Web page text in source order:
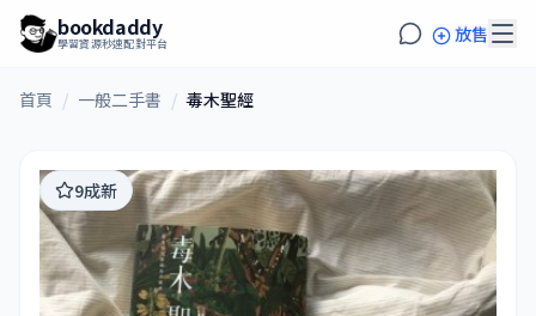
bookdaddy
學習資源秒速配對平台 放售
首頁 / 一般二手書 / 毒木聖經
9成新